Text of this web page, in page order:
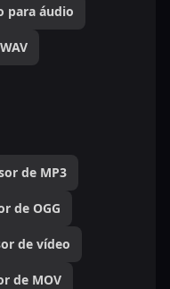
para áudio
de MP3
de OGG
de vídeo
de MOV